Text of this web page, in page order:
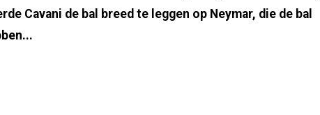
Cavani de bal breed te leggen op Neymar, die de bal